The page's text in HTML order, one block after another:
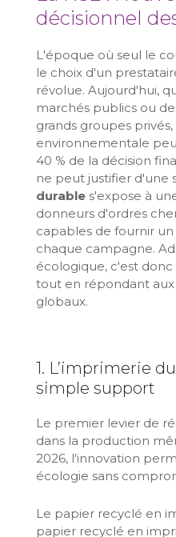
décisionnel
L'époque où seul le
le choix d'un
révolue. Aujourd'hui,
marchés publics ou
grands groupes
environnementale
40 % de la décision
ne peut justifier d'une
durables'expose à
donneurs d'ordres
capables de fournir
chaque campagne.
écologique, c'est donc
tout en répondant
globaux.
1. L’imprimerie
simple support
Le premier levier de
dans la production
2026, l'innovation
écologie sans
Le papier recyclé en
papier recyclé en